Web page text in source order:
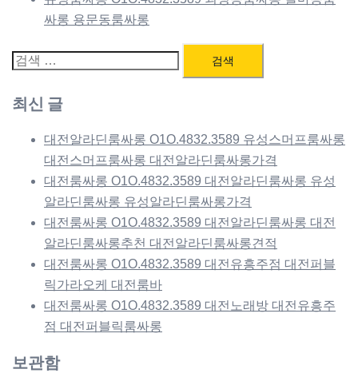
싸롱 용문동룸싸롱
검
최신 글
대전알라딘룸싸롱 O1O.4832.3589 유성스머프룸싸롱
대전스머프룸싸롱 대전알라딘룸싸롱가격
대전룸싸롱 O1O.4832.3589 대전알라딘룸싸롱 유성
알라딘룸싸롱 유성알라딘룸싸롱가격
대전룸싸롱 O1O.4832.3589 대전알라딘룸싸롱 대전
알라딘룸싸롱추천 대전알라딘룸싸롱견적
대전룸싸롱 O1O.4832.3589 대전유흥주점 대전퍼블
릭가라오케 대전룸바
대전룸싸롱 O1O.4832.3589 대전노래방 대전유흥주
점 대전퍼블릭룸싸롱
보관함